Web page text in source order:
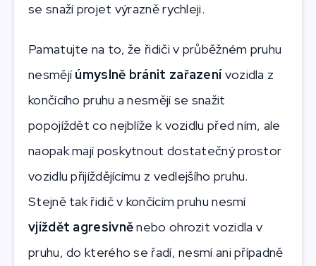
se snaží projet výrazně rychleji.
Pamatujte na to, že řidiči v průběžném pruhu
nesmějíúmyslně bránit zařazenívozidla z
končícího pruhu a nesmějí se snažit
popojíždět co nejblíže k vozidlu před ním, ale
naopak mají poskytnout dostatečný prostor
vozidlu přijíždějícímu z vedlejšího pruhu.
Stejně tak řidič v končícím pruhu nesmí
vjíždět agresivněnebo ohrozit vozidla v
pruhu, do kterého se řadí, nesmí ani případně